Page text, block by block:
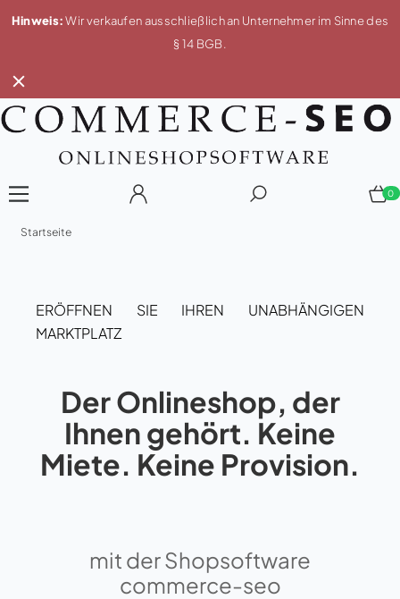
Hinweis:Wir verkaufen ausschließlich an Unternehmer im Sinne des
§ 14 BGB.
0
Startseite
ERÖFFNEN SIE IHREN UNABHÄNGIGEN
MARKTPLATZ
Der Onlineshop, der
Ihnen gehört. Keine
Miete. Keine Provision.
mit der Shopsoftware
commerce-seo